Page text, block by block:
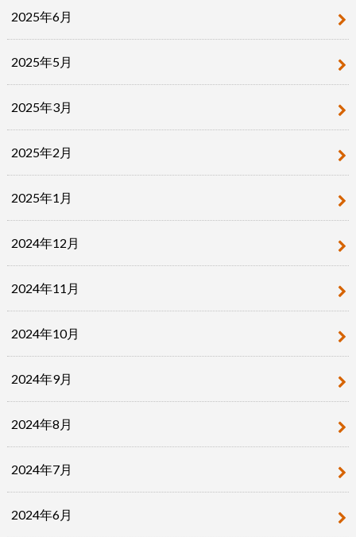
2025年6月
2025年5月
2025年3月
2025年2月
2025年1月
2024年12月
2024年11月
2024年10月
2024年9月
2024年8月
2024年7月
2024年6月